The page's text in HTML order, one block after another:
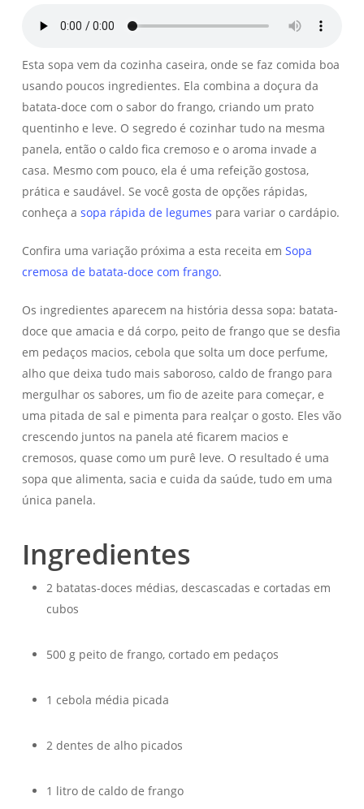
Esta sopa vem da cozinha caseira, onde se faz comida boa
usando poucos ingredientes. Ela combina a doçura da
batata-doce com o sabor do frango, criando um prato
quentinho e leve. O segredo é cozinhar tudo na mesma
panela, então o caldo fica cremoso e o aroma invade a
casa. Mesmo com pouco, ela é uma refeição gostosa,
prática e saudável. Se você gosta de opções rápidas,
conheça a sopa rápida de legumes para variar o cardápio.
Confira uma variação próxima a esta receita em Sopa
cremosa de batata-doce com frango.
Os ingredientes aparecem na história dessa sopa: batata-
doce que amacia e dá corpo, peito de frango que se desfia
em pedaços macios, cebola que solta um doce perfume,
alho que deixa tudo mais saboroso, caldo de frango para
mergulhar os sabores, um fio de azeite para começar, e
uma pitada de sal e pimenta para realçar o gosto. Eles vão
crescendo juntos na panela até ficarem macios e
cremosos, quase como um purê leve. O resultado é uma
sopa que alimenta, sacia e cuida da saúde, tudo em uma
única panela.
Ingredientes
2 batatas-doces médias, descascadas e cortadas em
cubos
500 g peito de frango, cortado em pedaços
1 cebola média picada
2 dentes de alho picados
1 litro de caldo de frango